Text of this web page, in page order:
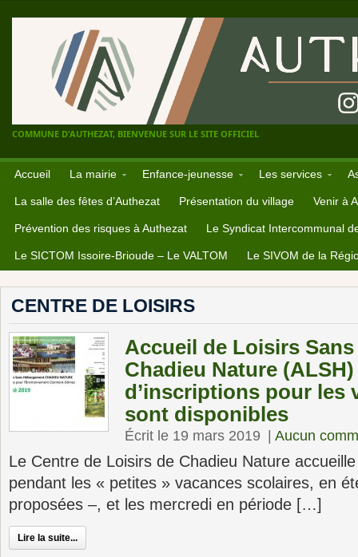
COMMUNE D'AUTHEZAT, BIENVENUE SUR LE SITE OFFICIEL
Accueil La mairie Enfance-jeunesse Les services
La salle des fêtes d’Authezat Présentation du village Venir à
Prévention des risques à Authezat Le Syndicat Intercommunal
Le SICTOM Issoire-Brioude – Le VALTOM Le SIVOM de la
CENTRE DE LOISIRS
Accueil de Loisirs
Chadieu Nature
d’inscriptions pour les
sont disponibles
Écrit le 19 mars 2019 Aucun
Le Centre de Loisirs de Chadieu Nature
pendant les « petites » vacances scolaires, en
proposées –, et les mercredi en période […]
Lire la suite...